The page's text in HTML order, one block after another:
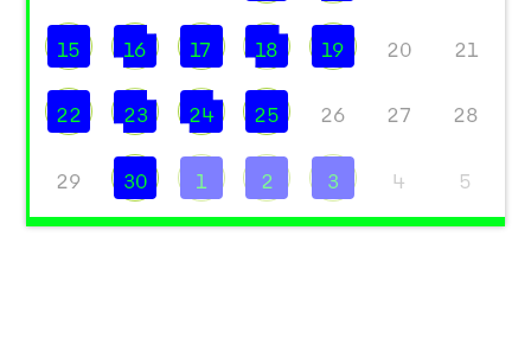
15 16 17 18 19 20 21
22 23 24 25 26 27 28
29 30 1 2 3 4 5